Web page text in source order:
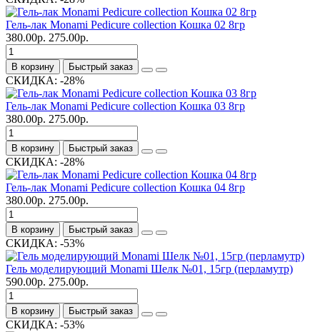
Гель-лак Monami Pedicure collection Кошка 02 8гр
380.00р. 275.00р.
В корзину Быстрый заказ
СКИДКА: -28%
Гель-лак Monami Pedicure collection Кошка 03 8гр
380.00р. 275.00р.
В корзину Быстрый заказ
СКИДКА: -28%
Гель-лак Monami Pedicure collection Кошка 04 8гр
380.00р. 275.00р.
В корзину Быстрый заказ
СКИДКА: -53%
Гель моделирующий Monami Шелк №01, 15гр (перламутр)
590.00р. 275.00р.
В корзину Быстрый заказ
СКИДКА: -53%